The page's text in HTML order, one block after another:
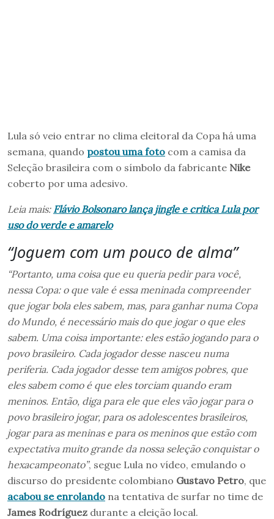
Lula só veio entrar no clima eleitoral da Copa há uma
semana, quando postou uma foto com a camisa da
Seleção brasileira com o símbolo da fabricante Nike
coberto por uma adesivo.
Leia mais: Flávio Bolsonaro lança jingle e critica Lula por
uso do verde e amarelo
“Joguem com um pouco de alma”
“Portanto, uma coisa que eu queria pedir para você,
nessa Copa: o que vale é essa meninada compreender
que jogar bola eles sabem, mas, para ganhar numa Copa
do Mundo, é necessário mais do que jogar o que eles
sabem. Uma coisa importante: eles estão jogando para o
povo brasileiro. Cada jogador desse nasceu numa
periferia. Cada jogador desse tem amigos pobres, que
eles sabem como é que eles torciam quando eram
meninos. Então, diga para ele que eles vão jogar para o
povo brasileiro jogar, para os adolescentes brasileiros,
jogar para as meninas e para os meninos que estão com
expectativa muito grande da nossa seleção conquistar o
hexacampeonato”, segue Lula no vídeo, emulando o
discurso do presidente colombiano Gustavo Petro, que
acabou se enrolando na tentativa de surfar no time de
James Rodríguez durante a eleição local.